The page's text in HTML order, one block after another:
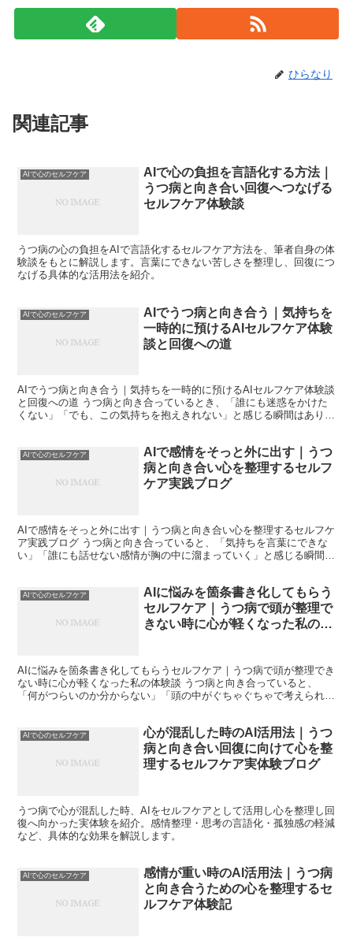
ひらなり
関連記事
AIで心のセルフケア
AIで心の負担を言語化する方法｜
うつ病と向き合い回復へつなげる
セルフケア体験談
うつ病の心の負担をAIで言語化するセルフケア方法を、筆者自身の体
験談をもとに解説します。言葉にできない苦しさを整理し、回復につ
なげる具体的な活用法を紹介。
AIで心のセルフケア
AIでうつ病と向き合う｜気持ちを
一時的に預けるAIセルフケア体験
談と回復への道
AIでうつ病と向き合う｜気持ちを一時的に預けるAIセルフケア体験談
と回復への道 うつ病と向き合っているとき、「誰にも迷惑をかけた
くない」「でも、この気持ちを抱えきれない」と感じる瞬間はありま
AIで心のセルフケア
AIで感情をそっと外に出す｜うつ
病と向き合い心を整理するセルフ
ケア実践ブログ
AIで感情をそっと外に出す｜うつ病と向き合い心を整理するセルフケ
ア実践ブログ うつ病と向き合っていると、「気持ちを言葉にできな
い」「誰にも話せない感情が胸の中に溜まっていく」と感じる瞬間が
AIで心のセルフケア
AIに悩みを箇条書き化してもらう
セルフケア｜うつ病で頭が整理で
きない時に心が軽くなった私の体
AIに悩みを箇条書き化してもらうセルフケア｜うつ病で頭が整理でき
ない時に心が軽くなった私の体験談 うつ病と向き合っていると、
「何がつらいのか分からない」「頭の中がぐちゃぐちゃで考えられな
AIで心のセルフケア
心が混乱した時のAI活用法｜うつ
病と向き合い回復に向けて心を整
理するセルフケア実体験ブログ
うつ病で心が混乱した時、AIをセルフケアとして活用し心を整理し回
復へ向かった実体験を紹介。感情整理・思考の言語化・孤独感の軽減
など、具体的な効果を解説します。
AIで心のセルフケア
感情が重い時のAI活用法｜うつ病
と向き合うための心を整理するセ
ルフケア体験記